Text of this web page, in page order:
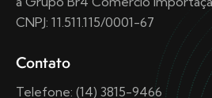
CNPJ: 11.511.115/0001-67
Contato
Telefone: (14) 3815-9466